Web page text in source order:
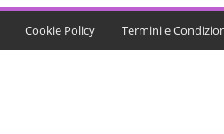
Cookie Policy Termini e